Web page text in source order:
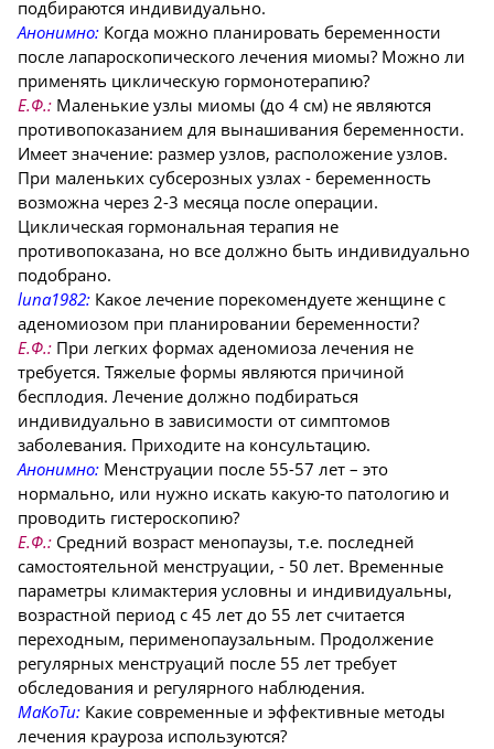
подбираются индивидуально.
Анонимно: Когда можно планировать беременности
после лапароскопического лечения миомы? Можно ли
применять циклическую гормонотерапию?
Е.Ф.: Маленькие узлы миомы (до 4 см) не являются
противопоказанием для вынашивания беременности.
Имеет значение: размер узлов, расположение узлов.
При маленьких субсерозных узлах - беременность
возможна через 2-3 месяца после операции.
Циклическая гормональная терапия не
противопоказана, но все должно быть индивидуально
подобрано.
luna1982: Какое лечение порекомендуете женщине с
аденомиозом при планировании беременности?
Е.Ф.: При легких формах аденомиоза лечения не
требуется. Тяжелые формы являются причиной
бесплодия. Лечение должно подбираться
индивидуально в зависимости от симптомов
заболевания. Приходите на консультацию.
Анонимно: Менструации после 55-57 лет – это
нормально, или нужно искать какую-то патологию и
проводить гистероскопию?
Е.Ф.: Средний возраст менопаузы, т.е. последней
самостоятельной менструации, - 50 лет. Временные
параметры климактерия условны и индивидуальны,
возрастной период с 45 лет до 55 лет считается
переходным, перименопаузальным. Продолжение
регулярных менструаций после 55 лет требует
обследования и регулярного наблюдения.
МаКоТи: Какие современные и эффективные методы
лечения крауроза используются?